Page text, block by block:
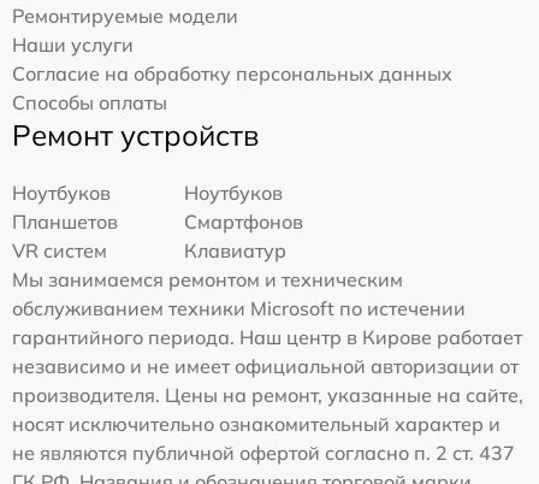
Ремонтируемые модели
Наши услуги
Согласие на обработку персональных данных
Способы оплаты
Ремонт устройств
Ноутбуков
Ноутбуков
Планшетов
Смартфонов
VR систем
Клавиатур
Мы занимаемся ремонтом и техническим
обслуживанием техники Microsoft по истечении
гарантийного периода. Наш центр в Кирове работает
независимо и не имеет официальной авторизации от
производителя. Цены на ремонт, указанные на сайте,
носят исключительно ознакомительный характер и
не являются публичной офертой согласно п. 2 ст. 437